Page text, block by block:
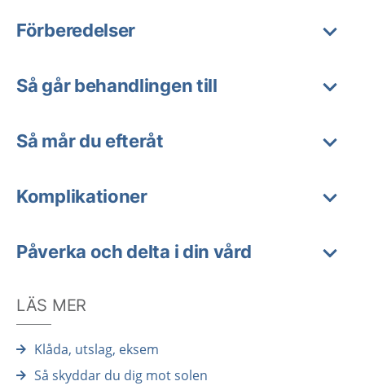
Förberedelser
Så går behandlingen till
Så mår du efteråt
Komplikationer
Påverka och delta i din vård
LÄS MER
Klåda, utslag, eksem
Så skyddar du dig mot solen